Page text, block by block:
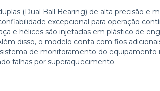
(Dual Ball Bearing) de alta precisão e
excepcional para operação
e hélices são injetadas em plástico de
disso, o modelo conta com fios
de monitoramento do equipamento
falhas por superaquecimento.